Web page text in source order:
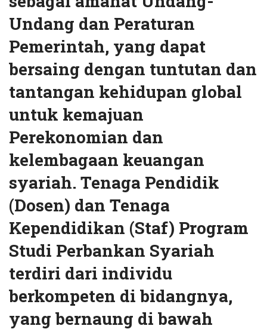
Undang dan Peraturan
Pemerintah, yang dapat
bersaing dengan tuntutan dan
tantangan kehidupan global
untuk kemajuan
Perekonomian dan
kelembagaan keuangan
syariah. Tenaga Pendidik
(Dosen) dan Tenaga
Kependidikan (Staf) Program
Studi Perbankan Syariah
terdiri dari individu
berkompeten di bidangnya,
yang bernaung di bawah